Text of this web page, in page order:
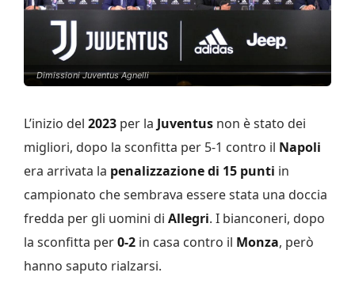
Dimissioni Juventus Agnelli
L’inizio del 2023 per la Juventus non è stato dei
migliori, dopo la sconfitta per 5-1 contro il Napoli
era arrivata la penalizzazione di 15 punti in
campionato che sembrava essere stata una doccia
fredda per gli uomini di Allegri. I bianconeri, dopo
la sconfitta per0-2 in casa contro il Monza, però
hanno saputo rialzarsi.